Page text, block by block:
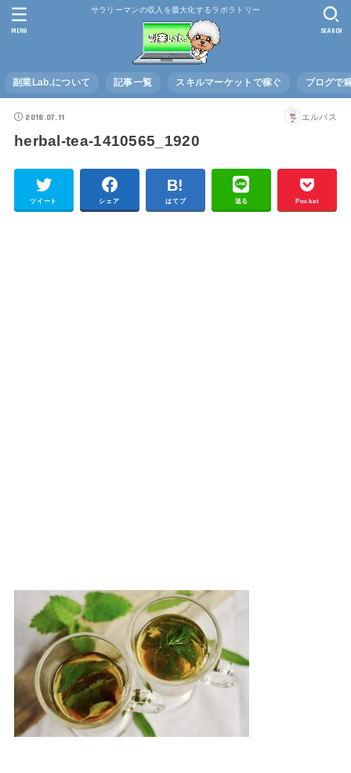
サラリーマンの収入を最大化するラボラトリー
副業Lab.について 記事一覧 スキルマーケットで稼ぐ ブログで
SEARCH
MENU
2018.07.11 エルバス
herbal-tea-1410565_1920
ツイート シェア はてブ 送る Pocket